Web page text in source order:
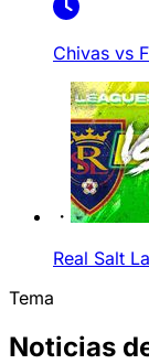
Chivas vs
Real Salt
Tema
Noticias